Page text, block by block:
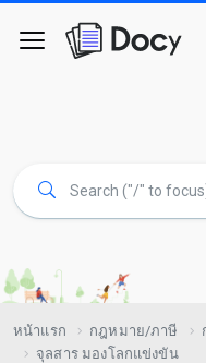
หน้าแรก กฎหมาย/ภาษี
จุลสาร มองโลกแข่งขัน